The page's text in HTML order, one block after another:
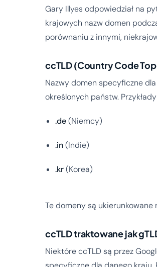
Gary Illyes odpowiedział na
krajowych nazw domen
porównaniu z innymi,
ccTLD (Country Code
Nazwy domen specyficzne
określonych państw.
.de(Niemcy)
.in(Indie)
.kr(Korea)
Te domeny są
ccTLD traktowane jak
Niektóre ccTLD są przez